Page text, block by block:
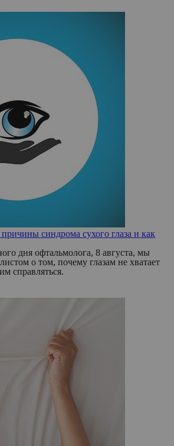
синдрома сухого глаза и как
дня офтальмолога, 8 августа, мы
о том, почему глазам не хватает
справляться.